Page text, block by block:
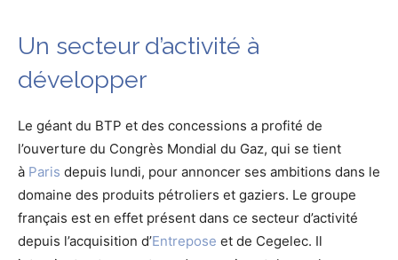
Un secteur d’activité à
développer
Le géant du BTP et des concessions a profité de
l’ouverture du Congrès Mondial du Gaz, qui se tient
à Paris depuis lundi, pour annoncer ses ambitions dans le
domaine des produits pétroliers et gaziers. Le groupe
français est en effet présent dans ce secteur d’activité
depuis l’acquisition d’Entrepose et de Cegelec. Il